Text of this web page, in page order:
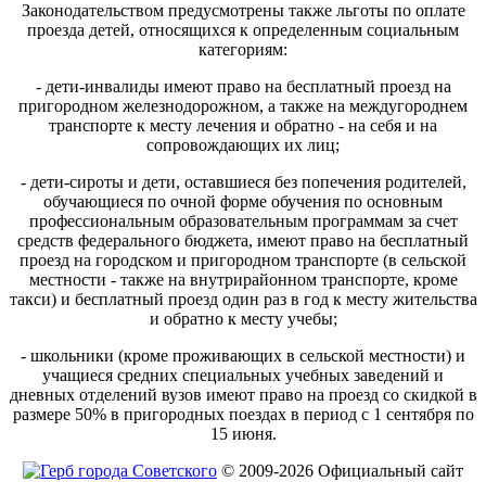
Законодательством предусмотрены также льготы по оплате
проезда детей, относящихся к определенным социальным
категориям:
- дети-инвалиды имеют право на бесплатный проезд на
пригородном железнодорожном, а также на междугороднем
транспорте к месту лечения и обратно - на себя и на
сопровождающих их лиц;
- дети-сироты и дети, оставшиеся без попечения родителей,
обучающиеся по очной форме обучения по основным
профессиональным образовательным программам за счет
средств федерального бюджета, имеют право на бесплатный
проезд на городском и пригородном транспорте (в сельской
местности - также на внутрирайонном транспорте, кроме
такси) и бесплатный проезд один раз в год к месту жительства
и обратно к месту учебы;
- школьники (кроме проживающих в сельской местности) и
учащиеся средних специальных учебных заведений и
дневных отделений вузов имеют право на проезд со скидкой в
размере 50% в пригородных поездах в период с 1 сентября по
15 июня.
© 2009-2026 Официальный сайт